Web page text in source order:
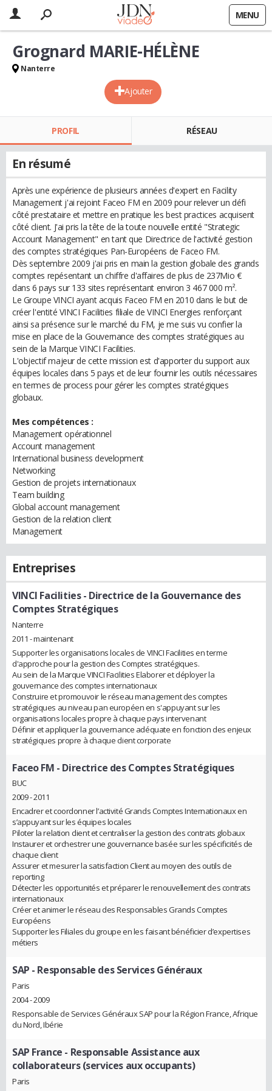
MENU
Ajouter
Grognard MARIE-HÉLÈNE
Nanterre
PROFIL RÉSEAU
En résumé
Après une expérience de plusieurs années d'expert en Facility
Management j'ai rejoint Faceo FM en 2009 pour relever un défi
côté prestataire et mettre en pratique les best practices acquisent
côté client. J'ai pris la tête de la toute nouvelle entité "Strategic
Account Management" en tant que Directrice de l'activité gestion
des comptes stratégiques Pan-Européens de Faceo FM.
Dès septembre 2009 j'ai pris en main la gestion globale des grands
comptes repésentant un chiffre d'affaires de plus de 237Mio €
dans 6 pays sur 133 sites représentant environ 3 467 000 m².
Le Groupe VINCI ayant acquis Faceo FM en 2010 dans le but de
créer l'entité VINCI Facilities filiale de VINCI Energies renforçant
ainsi sa présence sur le marché du FM, je me suis vu confier la
mise en place de la Gouvernance des comptes stratégiques au
sein de la Marque VINCI Facilities.
L'objectif majeur de cette mission est d'apporter du support aux
équipes locales dans 5 pays et de leur fournir les outils nécessaires
en termes de process pour gérer les comptes stratégiques
globaux.
Mes compétences :
Management opérationnel
Account management
International business development
Networking
Gestion de projets internationaux
Team building
Global account management
Gestion de la relation client
Management
Entreprises
VINCI Facilities- Directrice de la Gouvernance des
Comptes Stratégiques
Nanterre
2011 - maintenant
Supporter les organisations locales de VINCI Facilities en terme
d'approche pour la gestion des Comptes stratégiques.
Au sein de la Marque VINCI Facilities Elaborer et déployer la
gouvernance des comptes internationaux
Construire et promouvoir le réseau management des comptes
stratégiques au niveau pan européen en s'appuyant sur les
organisations locales propre à chaque pays intervenant
Définir et appliquer la gouvernance adéquate en fonction des enjeux
stratégiques propre à chaque client corporate
Faceo FM - Directrice des Comptes Stratégiques
BUC
2009 - 2011
Encadrer et coordonner l’activité Grands Comptes Internationaux en
s’appuyant sur les équipes locales
Piloter la relation client et centraliser la gestion des contrats globaux
Instaurer et orchestrer une gouvernance basée sur les spécificités de
chaque client
Assurer et mesurer la satisfaction Client au moyen des outils de
reporting
Détecter les opportunités et préparer le renouvellement des contrats
internationaux
Créer et animer le réseau des Responsables Grands Comptes
Européens
Supporter les Filiales du groupe en les faisant bénéficier d’expertises
métiers
SAP - Responsable des Services Généraux
Paris
2004 - 2009
Responsable de Services Généraux SAP pour la Région France, Afrique
du Nord, Ibérie
SAP France - Responsable Assistance aux
collaborateurs (services aux occupants)
Paris